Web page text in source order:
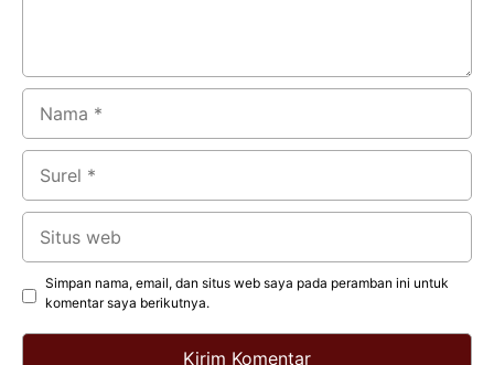
Simpan nama, email, dan situs web saya pada peramban ini untuk
komentar saya berikutnya.